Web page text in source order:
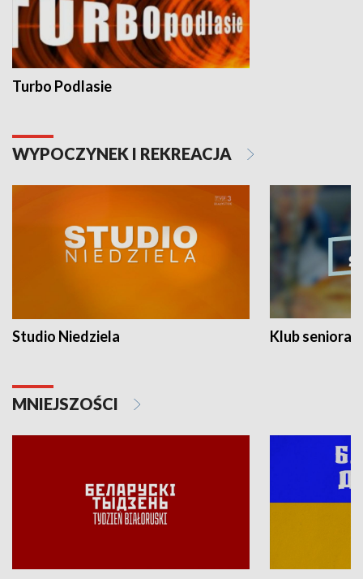
Turbo Podlasie
WYPOCZYNEK I REKREACJA
Studio Niedziela Klub seniora
MNIEJSZOŚCI